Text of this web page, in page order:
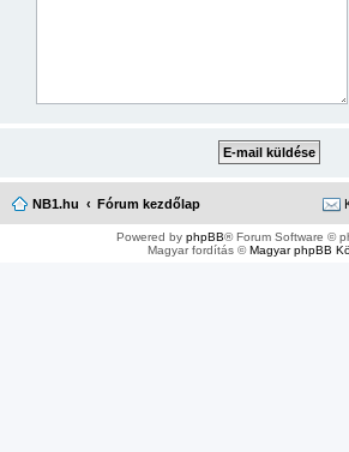
NB1.hu Fórum kezdőlap
Powered by phpBB® Forum Software ©
Magyar fordítás ©Magyar phpBB